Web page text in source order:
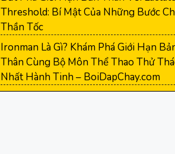
Threshold: Bí Mật Của Những Bước
Thần Tốc
Ironman Là Gì? Khám Phá Giới Hạn
Thân Cùng Bộ Môn Thể Thao Thử
Nhất Hành Tinh – BoiDapChay.com